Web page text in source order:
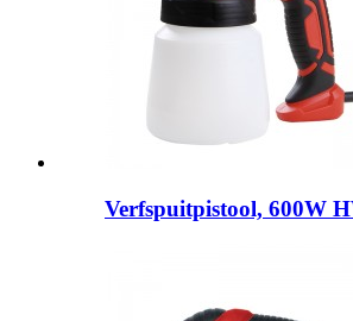
Verfspuitpistool, 600W